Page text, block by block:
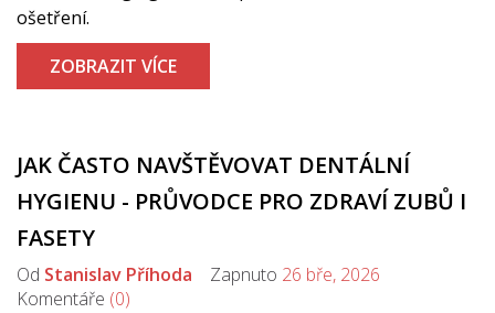
ošetření.
ZOBRAZIT VÍCE
JAK ČASTO NAVŠTĚVOVAT DENTÁLNÍ
HYGIENU - PRŮVODCE PRO ZDRAVÍ ZUBŮ I
FASETY
Od Stanislav Příhoda Zapnuto 26 bře, 2026
Komentáře (0)